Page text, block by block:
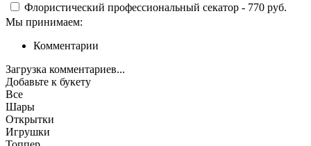
Флористический профессиональный секатор - 770 руб.
Мы принимаем:
Комментарии
Загрузка комментариев...
Добавьте к букету
Все
Шары
Открытки
Игрушки